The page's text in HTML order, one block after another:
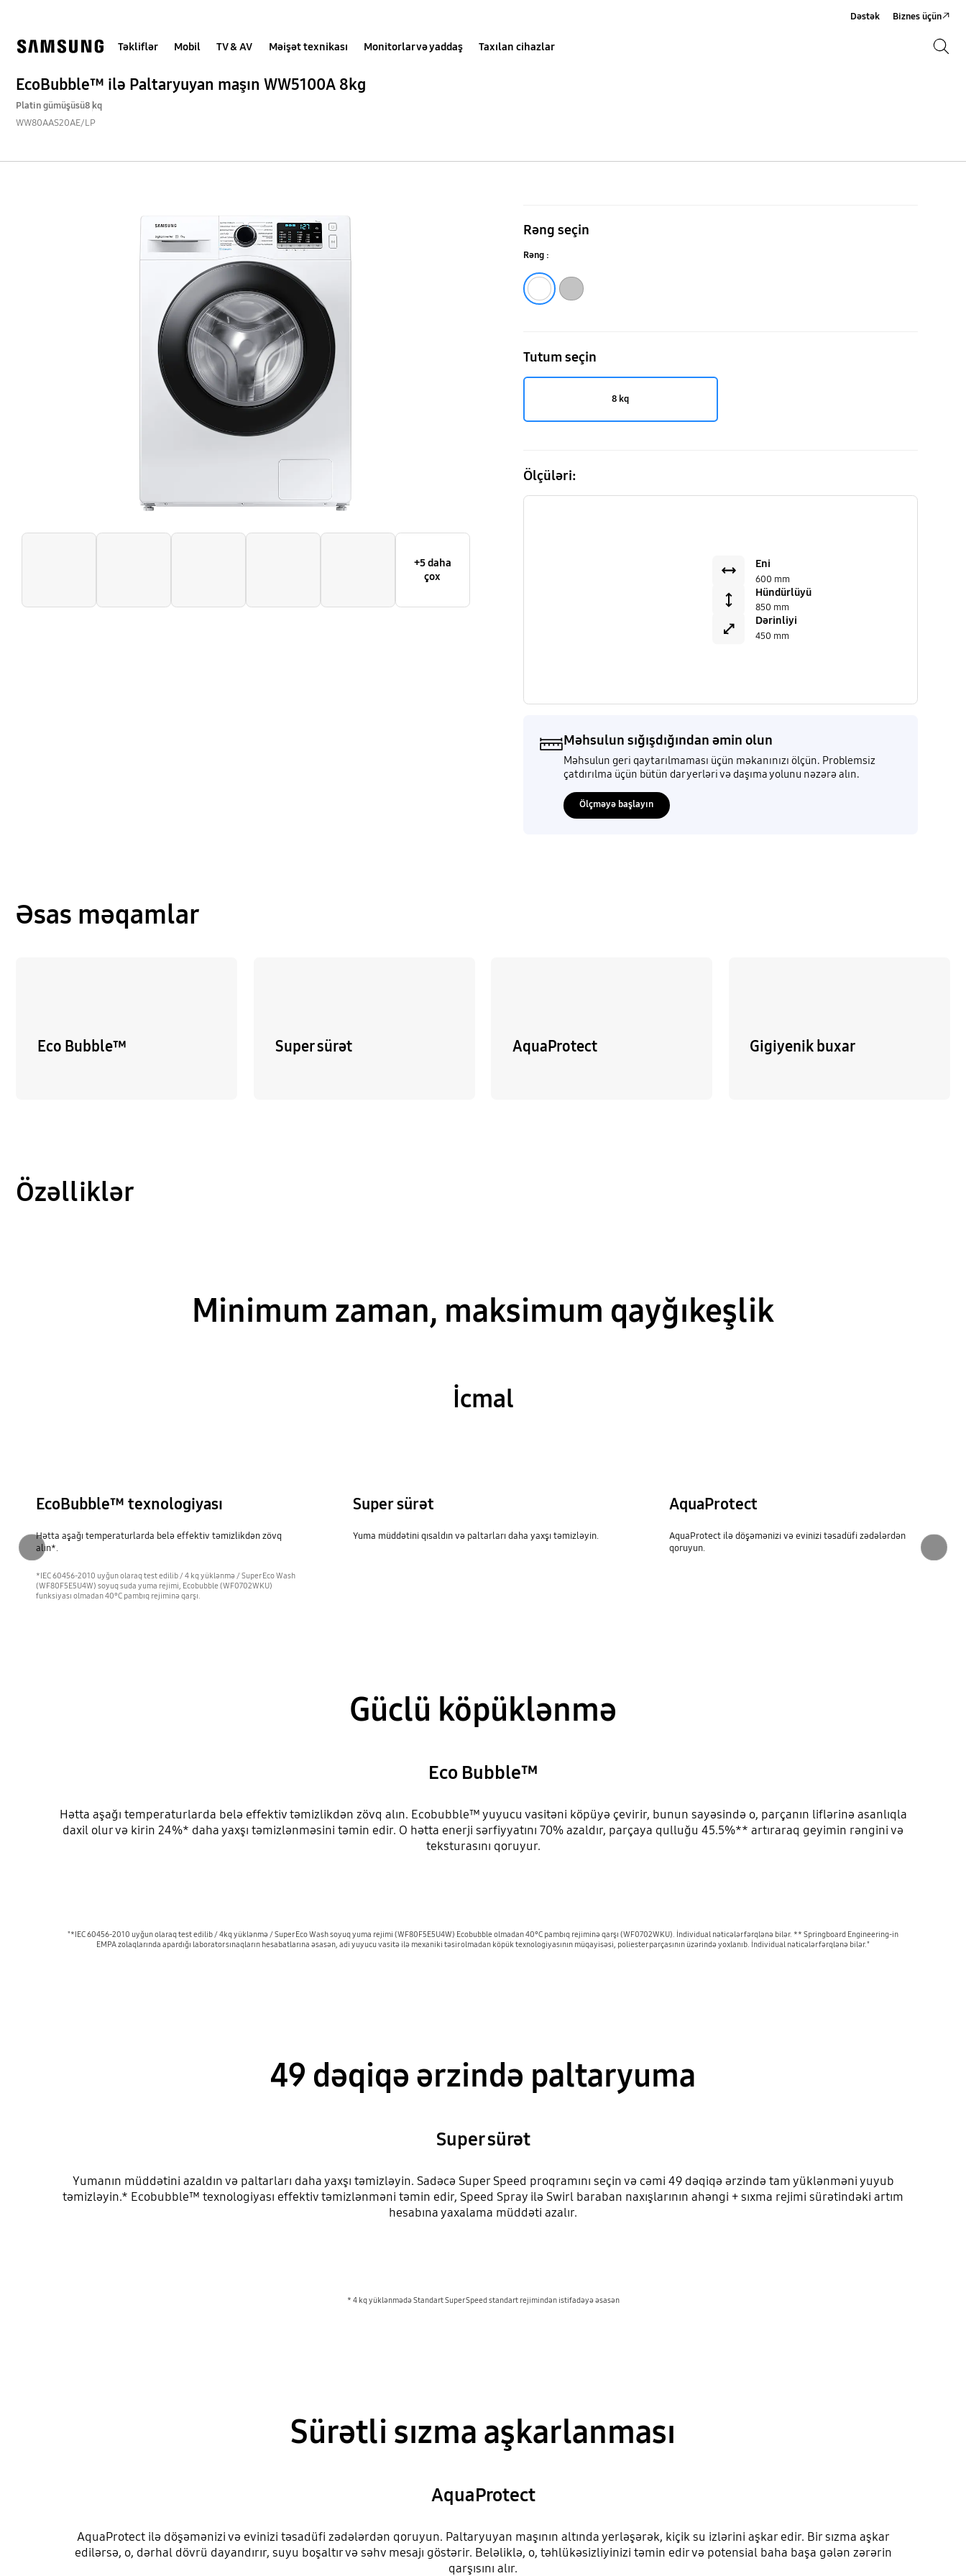
help
Təkliflər Mobil TV & AV Məişət texnikası Monitorlar və yaddaş Taxılan cihazlar
Dəstək Biznes üçün
EcoBubble™ ilə Paltaryuyan maşın WW5100A 8kg
Platin gümüşüsü8 kq
WW80AAS20AE/LP
Paltaryuyan
maşın
WW5100A
+5 daha
çox
Rəng seçin
Rəng :
Tutum seçin
8 kq
Ölçüləri:
Eni
600 mm
Hündürlüyü
850 mm
Dərinliyi
450 mm
Məhsulun sığışdığından əmin olun
Məhsulun geri qaytarılmaması üçün məkanınızı ölçün. Problemsiz
çatdırılma üçün bütün dar yerləri və daşıma yolunu nəzərə alın.
Ölçməyə başlayın
Əsas məqamlar
Eco Bubble™ Super sürət AquaProtect Gigiyenik buxar
Özəlliklər
Minimum zaman, maksimum qayğıkeşlik
İcmal
EcoBubble™ texnologiyası
Hətta aşağı temperaturlarda belə effektiv təmizlikdən zövq
alın*.
*IEC 60456-2010 uyğun olaraq test edilib / 4 kq yüklənmə / Super Eco Wash
(WF80F5E5U4W) soyuq suda yuma rejimi, Ecobubble (WF0702WKU)
funksiyası olmadan 40°C pambıq rejiminə qarşı.
Super sürət
Yuma müddətini qısaldın və paltarları daha yaxşı təmizləyin.
AquaProtect
AquaProtect ilə döşəmənizi və evinizi təsadüfi zədələrdən
qoruyun.
Güclü köpüklənmə
Eco Bubble™
Hətta aşağı temperaturlarda belə effektiv təmizlikdən zövq alın. Ecobubble™ yuyucu vasitəni köpüyə çevirir, bunun sayəsində o, parçanın liflərinə asanlıqla
daxil olur və kirin 24%* daha yaxşı təmizlənməsini təmin edir. O hətta enerji sərfiyyatını 70% azaldır, parçaya qulluğu 45.5%** artıraraq geyimin rəngini və
teksturasını qoruyur.
"*IEC 60456-2010 uyğun olaraq test edilib / 4kq yüklənmə / Super Eco Wash soyuq yuma rejimi (WF80F5E5U4W) Ecobubble olmadan 40°C pambıq rejiminə qarşı (WF0702WKU). İndividual nəticələr fərqlənə bilər. ** Springboard Engineering-in
EMPA zolaqlarında apardığı laborator sınaqların hesabatlarına əsasən, adi yuyucu vasitə ilə mexaniki təsir olmadan köpük texnologiyasının müqayisəsi, poliester parçasının üzərində yoxlanıb. İndividual nəticələr fərqlənə bilər."
49 dəqiqə ərzində paltaryuma
Super sürət
Yumanın müddətini azaldın və paltarları daha yaxşı təmizləyin. Sadəcə Super Speed proqramını seçin və cəmi 49 dəqiqə ərzində tam yüklənməni yuyub
təmizləyin.* Ecobubble™ texnologiyası effektiv təmizlənməni təmin edir, Speed Spray ilə Swirl baraban naxışlarının ahəngi + sıxma rejimi sürətindəki artım
hesabına yaxalama müddəti azalır.
* 4 kq yüklənmədə Standart Super Speed standart rejimindən istifadəyə əsasən
Sürətli sızma aşkarlanması
AquaProtect
AquaProtect ilə döşəmənizi və evinizi təsadüfi zədələrdən qoruyun. Paltaryuyan maşının altında yerləşərək, kiçik su izlərini aşkar edir. Bir sızma aşkar
edilərsə, o, dərhal dövrü dayandırır, suyu boşaltır və səhv mesajı göstərir. Beləliklə, o, təhlükəsizliyinizi təmin edir və potensial baha başa gələn zərərin
qarşısını alır.